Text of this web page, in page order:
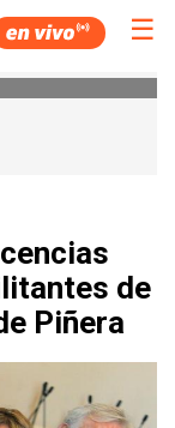
☰
de
Piñera